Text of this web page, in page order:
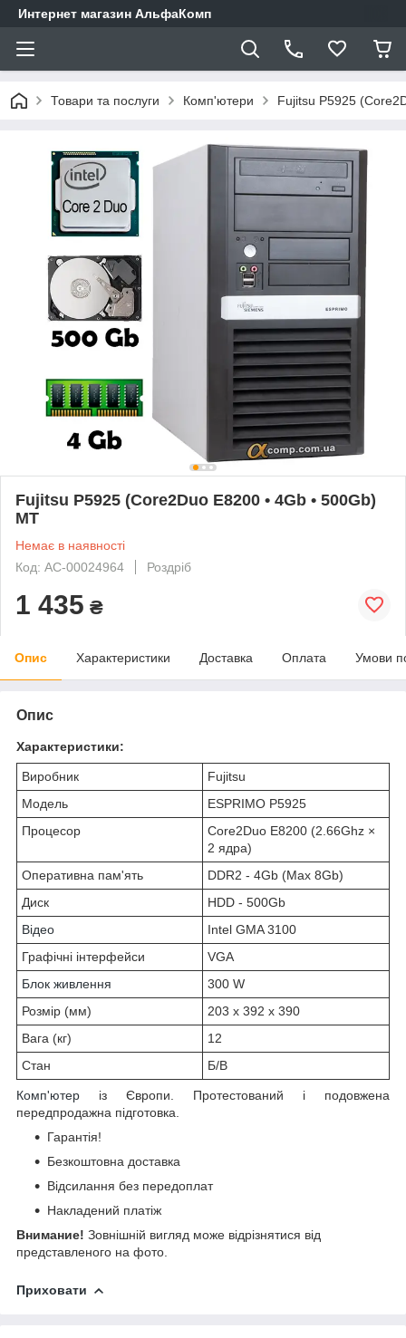
Интернет магазин АльфаКомп
Товари та послуги Комп'ютери Fujitsu P5925
Fujitsu P5925 (Core2Duo E8200 • 4Gb • 500Gb)
MT
Немає в наявності
Код: AC-00024964
Роздріб
1 435 ₴
Опис Характеристики Доставка Оплата Умови
Опис
Характеристики:
Виробник
Fujitsu
Модель
ESPRIMO P5925
Процесор
Core2Duo E8200 (2.66Ghz ×
2 ядра)
Оперативна пам'ять
DDR2 - 4Gb (Max 8Gb)
Диск
HDD - 500Gb
Відео
Intel GMA 3100
Графічні інтерфейси
VGA
Блок живлення
300 W
Розмір (мм)
203 x 392 x 390
Вага (кг)
12
Стан
Б/В
Комп'ютер із Європи. Протестований і подовжена
передпродажна підготовка.
Гарантія!
Безкоштовна доставка
Відсилання без передоплат
Накладений платіж
Внимание! Зовнішній вигляд може відрізнятися від
представленого на фото.
Приховати